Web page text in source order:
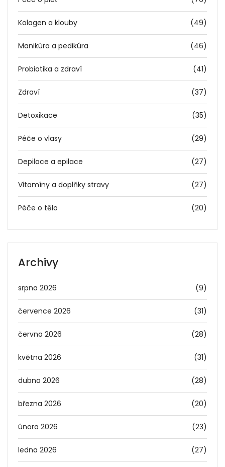
Kolagen a klouby (49)
Manikúra a pedikúra (46)
Probiotika a zdraví (41)
Zdraví (37)
Detoxikace (35)
Péče o vlasy (29)
Depilace a epilace (27)
Vitamíny a doplňky stravy (27)
Péče o tělo (20)
Archivy
srpna 2026 (9)
července 2026 (31)
června 2026 (28)
května 2026 (31)
dubna 2026 (28)
března 2026 (20)
února 2026 (23)
ledna 2026 (27)